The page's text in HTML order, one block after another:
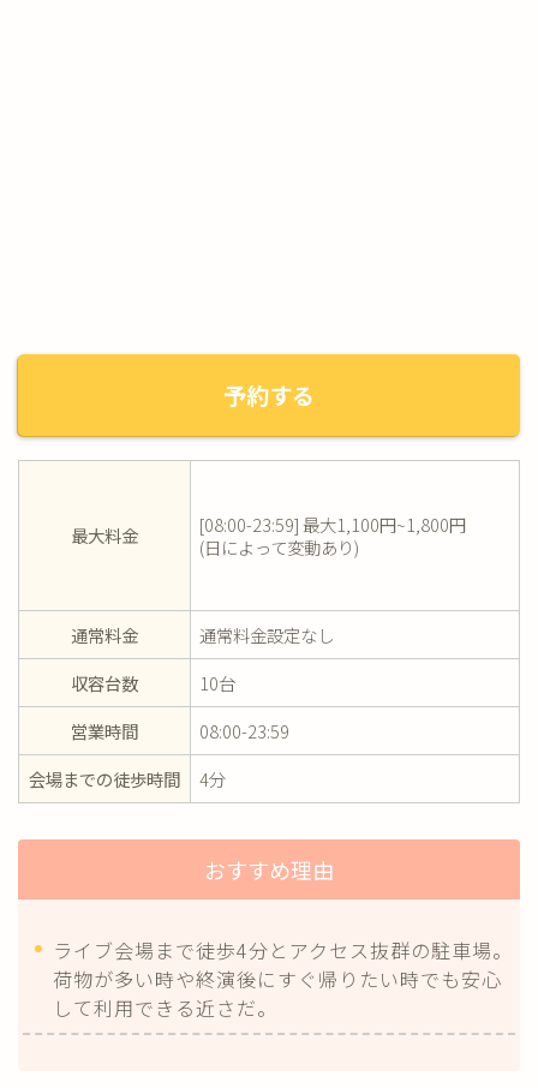
予約する
最大料金
[08:00-23:59] 最大1,100円~1,800円
(日によって変動あり)
通常料金
通常料金設定なし
収容台数
10台
営業時間
08:00-23:59
会場までの徒歩時間
4分
おすすめ理由
ライブ会場まで徒歩4分とアクセス抜群の駐車場。
荷物が多い時や終演後にすぐ帰りたい時でも安心
して利用できる近さだ。